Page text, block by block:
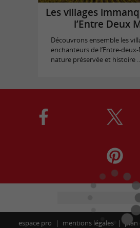
Les villages
l’Entre Deux
Découvrons ensemble les
enchanteurs de l’Entre-
nature préservée et histoire
espace pro mentions légales plan